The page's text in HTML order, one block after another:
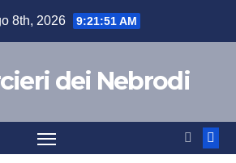
8th, 2026 9:21:51 AM
dei Nebrodi